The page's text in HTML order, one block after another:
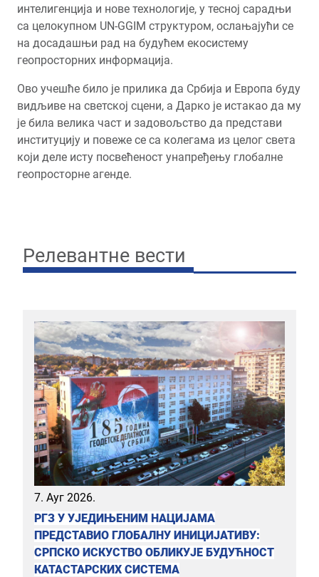
интелигенција и нове технологије, у тесној сарадњи
са целокупном UN-GGIM структуром, ослањајући се
на досадашњи рад на будућем екосистему
геопросторних информација.
Ово учешће било је прилика да Србија и Европа буду
видљиве на светској сцени, а Дарко је истакао да му
је била велика част и задовољство да представи
институцију и повеже се са колегама из целог света
који деле исту посвећеност унапређењу глобалне
геопросторне агенде.
Релевантне вести
7. Ауг 2026.
РГЗ У УЈЕДИЊЕНИМ НАЦИЈАМА
ПРЕДСТАВИО ГЛОБАЛНУ ИНИЦИЈАТИВУ:
СРПСКО ИСКУСТВО ОБЛИКУЈЕ БУДУЋНОСТ
КАТАСТАРСКИХ СИСТЕМА